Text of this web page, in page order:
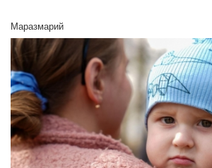
Маразмарий